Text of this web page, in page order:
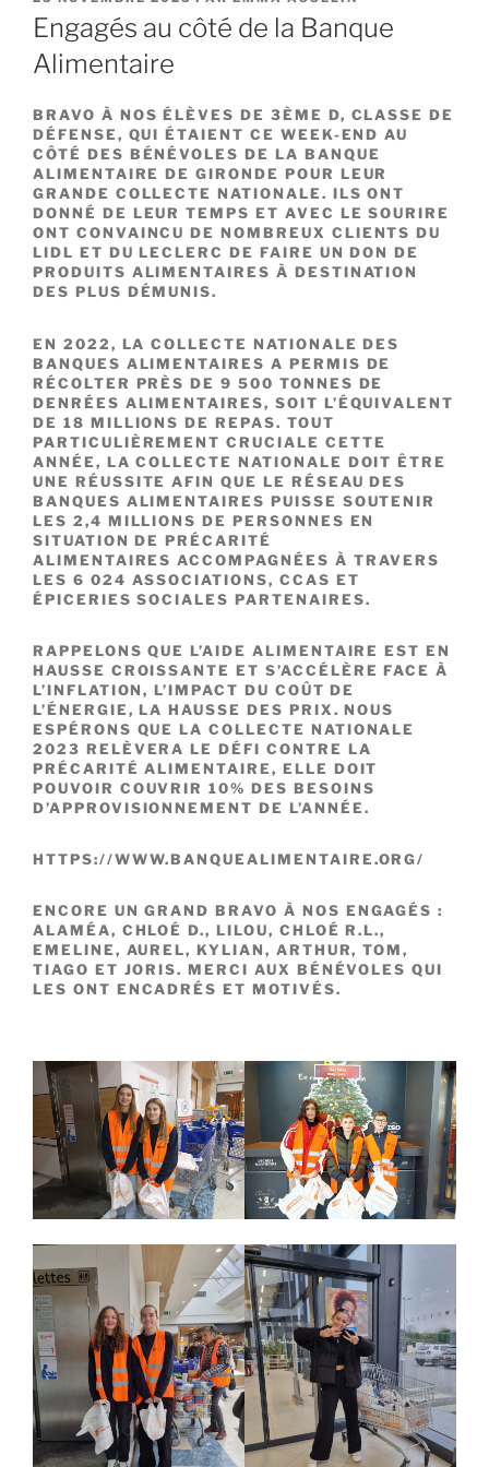
LE
Engagés au côté de la Banque
Alimentaire
BRAVO À NOS ÉLÈVES DE 3ÈME D, CLASSE DE
DÉFENSE, QUI ÉTAIENT CE WEEK-END AU
CÔTÉ DES BÉNÉVOLES DE LA BANQUE
ALIMENTAIRE DE GIRONDE POUR LEUR
GRANDE COLLECTE NATIONALE. ILS ONT
DONNÉ DE LEUR TEMPS ET AVEC LE SOURIRE
ONT CONVAINCU DE NOMBREUX CLIENTS DU
LIDL ET DU LECLERC DE FAIRE UN DON DE
PRODUITS ALIMENTAIRES À DESTINATION
DES PLUS DÉMUNIS.
EN 2022, LA COLLECTE NATIONALE DES
BANQUES ALIMENTAIRES A PERMIS DE
RÉCOLTER PRÈS DE9 500 TONNES DE
DENRÉES ALIMENTAIRES, SOIT L’ÉQUIVALENT
DE 18 MILLIONS DE REPAS. TOUT
PARTICULIÈREMENT CRUCIALE CETTE
ANNÉE, LA COLLECTE NATIONALE DOIT ÊTRE
UNE RÉUSSITE AFIN QUE LE RÉSEAU DES
BANQUES ALIMENTAIRES PUISSE SOUTENIR
LES 2,4 MILLIONS DE PERSONNES EN
SITUATION DE PRÉCARITÉ
ALIMENTAIRESACCOMPAGNÉES À TRAVERS
LES 6 024 ASSOCIATIONS, CCAS ET
ÉPICERIES SOCIALES PARTENAIRES.
RAPPELONS QUE L’AIDE ALIMENTAIRE EST EN
HAUSSE CROISSANTE ET S’ACCÉLÈRE FACE À
L’INFLATION, L’IMPACT DU COÛT DE
L’ÉNERGIE, LA HAUSSE DES PRIX. NOUS
ESPÉRONS QUE LA COLLECTE NATIONALE
2023 RELÈVERA LE DÉFI CONTRE LA
PRÉCARITÉ ALIMENTAIRE, ELLE DOIT
POUVOIR COUVRIR 10% DES BESOINS
D’APPROVISIONNEMENT DE L’ANNÉE.
HTTPS://WWW.BANQUEALIMENTAIRE.ORG/
ENCORE UN GRAND BRAVO À NOS ENGAGÉS :
ALAMÉA, CHLOÉ D., LILOU, CHLOÉ R.L.,
EMELINE, AUREL, KYLIAN, ARTHUR, TOM,
TIAGO ET JORIS. MERCI AUX BÉNÉVOLES QUI
LES ONT ENCADRÉS ET MOTIVÉS.